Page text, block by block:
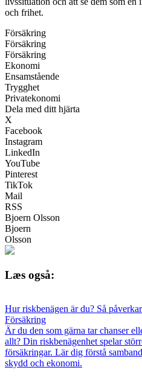
och frihet.
Försäkring
Försäkring
Försäkring
Ekonomi
Ensamstående
Trygghet
Privatekonomi
Dela med ditt hjärta
X
Facebook
Instagram
LinkedIn
YouTube
Pinterest
TikTok
Mail
RSS
Bjoern Olsson
Bjoern
Olsson
Læs også:
Hur riskbenägen är du? Så
Försäkring
Är du den som gärna tar chanser
allt? Din riskbenägenhet spelar
försäkringar. Lär dig förstå
skydd och ekonomi.